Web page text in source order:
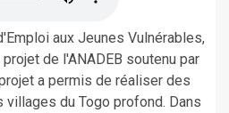
aux Jeunes Vulnérables,
de l'ANADEB soutenu par
a permis de réaliser des
du Togo profond. Dans